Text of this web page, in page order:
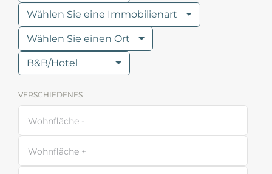
Wählen Sie eine Immobilienart
Wählen Sie einen Ort
B&B/Hotel
VERSCHIEDENES